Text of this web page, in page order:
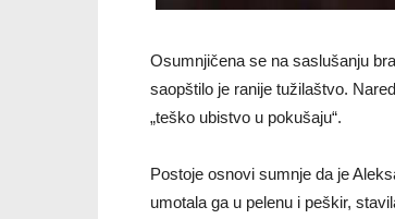
Osumnjičena se na saslušanju
saopštilo je ranije tužilaštvo.
„teško ubistvo u pokušaju“.
Postoje osnovi sumnje da je
umotala ga u pelenu i peškir,